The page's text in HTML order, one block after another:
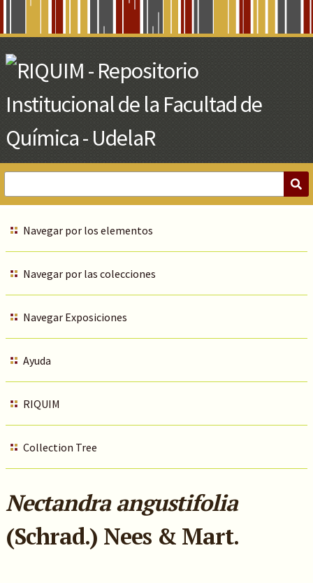
Main
Content
Navegar por los elementos
Navegar por las colecciones
Navegar Exposiciones
Ayuda
RIQUIM
Collection Tree
Nectandra angustifolia
(Schrad.) Nees & Mart.